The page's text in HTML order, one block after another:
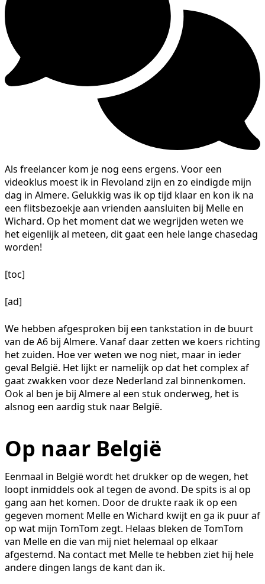
Als freelancer kom je nog eens ergens. Voor een
videoklus moest ik in Flevoland zijn en zo eindigde mijn
dag in Almere. Gelukkig was ik op tijd klaar en kon ik na
een flitsbezoekje aan vrienden aansluiten bij Melle en
Wichard. Op het moment dat we wegrijden weten we
het eigenlijk al meteen, dit gaat een hele lange chasedag
worden!
[toc]
[ad]
We hebben afgesproken bij een tankstation in de buurt
van de A6 bij Almere. Vanaf daar zetten we koers richting
het zuiden. Hoe ver weten we nog niet, maar in ieder
geval België. Het lijkt er namelijk op dat het complex af
gaat zwakken voor deze Nederland zal binnenkomen.
Ook al ben je bij Almere al een stuk onderweg, het is
alsnog een aardig stuk naar België.
Op naar België
Eenmaal in België wordt het drukker op de wegen, het
loopt inmiddels ook al tegen de avond. De spits is al op
gang aan het komen. Door de drukte raak ik op een
gegeven moment Melle en Wichard kwijt en ga ik puur af
op wat mijn TomTom zegt. Helaas bleken de TomTom
van Melle en die van mij niet helemaal op elkaar
afgestemd. Na contact met Melle te hebben ziet hij hele
andere dingen langs de kant dan ik.